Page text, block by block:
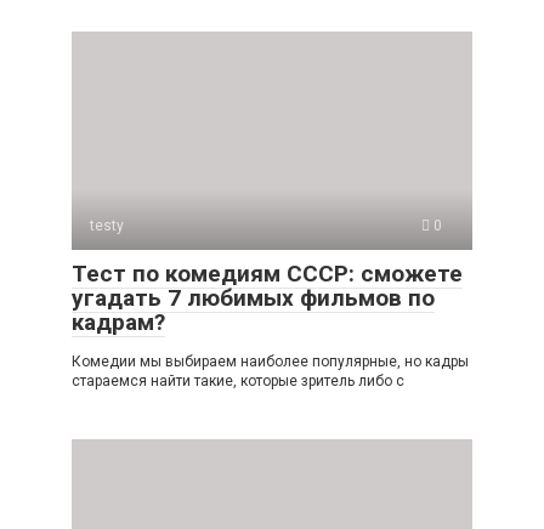
testy 0
Тест по комедиям СССР: сможете
угадать 7 любимых фильмов по
кадрам?
Комедии мы выбираем наиболее популярные, но кадры
стараемся найти такие, которые зритель либо с